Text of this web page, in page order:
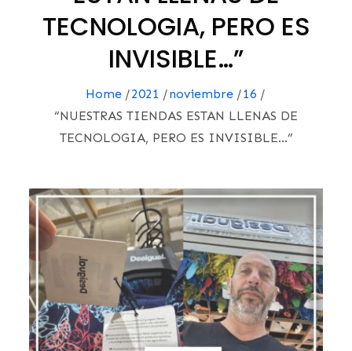
TECNOLOGIA, PERO ES
INVISIBLE…”
Home 2021 noviembre
16
“NUESTRAS TIENDAS ESTAN LLENAS DE
TECNOLOGIA, PERO ES INVISIBLE…”